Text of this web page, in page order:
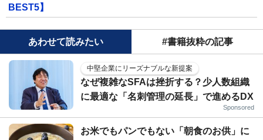
BEST5】
あわせて読みたい #書籍抜粋の記事
中堅企業にリーズナブルな新提案
なぜ複雑なSFAは挫折する？少人数組織
に最適な「名刺管理の延長」で進めるDX
Sponsored
お米でもパンでもない「朝食のお供」に